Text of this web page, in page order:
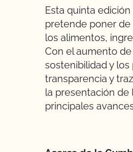
Esta quinta
pretende poner de
los alimentos,
Con el aumento
sostenibilidad y
transparencia y
la presentación de
principales